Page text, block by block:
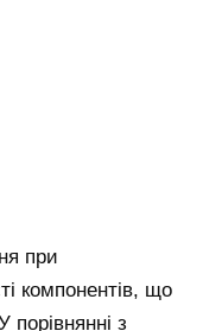
при
компонентів, що
порівнянні з